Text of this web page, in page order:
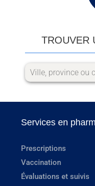
TROUVER
Services en
Prescriptions
Vaccination
Évaluations et suivis